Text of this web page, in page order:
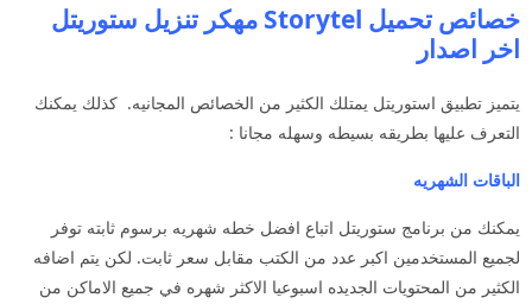
خصائص تحميل Storytel مهكر تنزيل ستوريتل
اخر اصدار
يتميز تطبيق استوريتل يمتلك الكثير من الخصائص المجانيه. كذلك يمكنك
التعرف عليها بطريقه بسيطه وسهله مجانا :
الباقات الشهريه
يمكنك من برنامج ستوريتل اتباع افضل خطه شهريه برسوم ثابته توفر
لجميع المستخدمين اكبر عدد من الكتب مقابل سعر ثابت. لكن يتم اضافه
الكثير من المحتويات الجديده اسبوعيا الاكثر شهره في جميع الاماكن من